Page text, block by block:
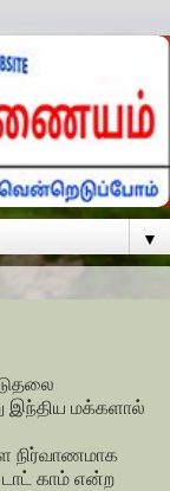
▼
இந்திய மக்களால்
நிர்வாணமாக
டாட் காம் என்ற